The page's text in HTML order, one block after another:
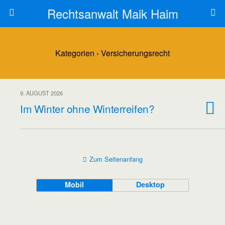
Rechtsanwalt Maik Haim
Kategorien › Versicherungsrecht
9. AUGUST 2026
Im Winter ohne Winterreifen?
Zum Seitenanfang
Mobil Desktop